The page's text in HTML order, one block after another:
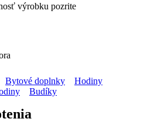
výrobku pozrite
Bytové doplnky
Hodiny
Budíky